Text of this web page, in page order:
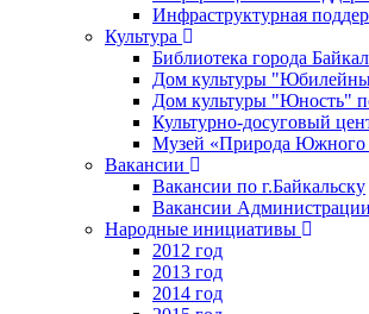
Инфраструктурная
Культура
Библиотека города
Дом культуры
Дом культуры "Юность"
Культурно-досуговый
Музей «Природа Южного
Вакансии
Вакансии по г.Байкальску
Вакансии Администрации
Народные инициативы
2012 год
2013 год
2014 год